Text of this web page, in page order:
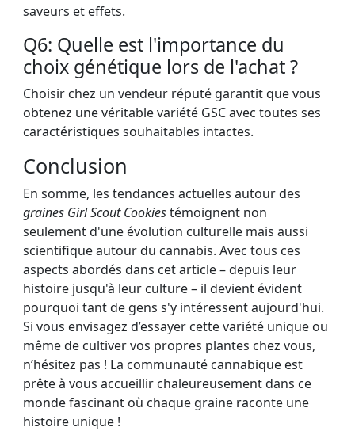
saveurs et effets.
Q6: Quelle est l'importance du
choix génétique lors de l'achat ?
Choisir chez un vendeur réputé garantit que vous
obtenez une véritable variété GSC avec toutes ses
caractéristiques souhaitables intactes.
Conclusion
En somme, les tendances actuelles autour des
graines Girl Scout Cookiestémoignent non
seulement d'une évolution culturelle mais aussi
scientifique autour du cannabis. Avec tous ces
aspects abordés dans cet article – depuis leur
histoire jusqu'à leur culture – il devient évident
pourquoi tant de gens s'y intéressent aujourd'hui.
Si vous envisagez d’essayer cette variété unique ou
même de cultiver vos propres plantes chez vous,
n’hésitez pas ! La communauté cannabique est
prête à vous accueillir chaleureusement dans ce
monde fascinant où chaque graine raconte une
histoire unique !